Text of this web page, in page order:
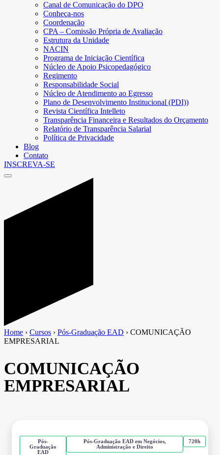
Canal de Comunicação do DPO
Conheça-nos
Coordenação
CPA – Comissão Própria de Avaliação
Estrutura da Unidade
NACIN
Programa de Iniciação Científica
Núcleo de Apoio Psicopedagógico
Regimento
Responsabilidade Social
Núcleo de Atendimento ao Egresso
Plano de Desenvolvimento Institucional (PDI))
Revista Científica Intelleto
Transparência Financeira e Resultados do Orçamento
Relatório de Transparência Salarial
Política de Privacidade
Blog
Contato
INSCREVA-SE
Home › Cursos › Pós-Graduação EAD › COMUNICAÇÃO
EMPRESARIAL
COMUNICAÇÃO
EMPRESARIAL
Pós-
Graduação
EAD
Pós-Graduação EAD em Negócios,
Administração e Direito
720h